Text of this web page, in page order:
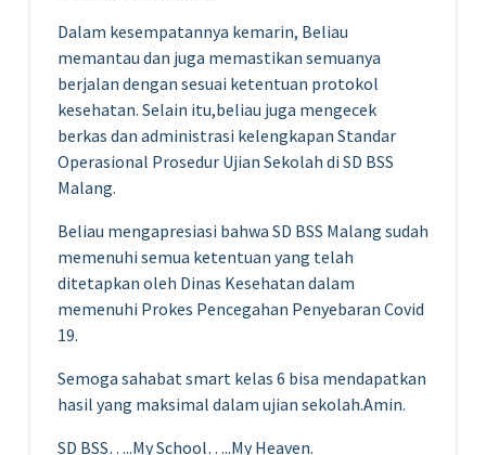
Dalam kesempatannya kemarin, Beliau
memantau dan juga memastikan semuanya
berjalan dengan sesuai ketentuan protokol
kesehatan. Selain itu,beliau juga mengecek
berkas dan administrasi kelengkapan Standar
Operasional Prosedur Ujian Sekolah di SD BSS
Malang.
Beliau mengapresiasi bahwa SD BSS Malang sudah
memenuhi semua ketentuan yang telah
ditetapkan oleh Dinas Kesehatan dalam
memenuhi Prokes Pencegahan Penyebaran Covid
19.
Semoga sahabat smart kelas 6 bisa mendapatkan
hasil yang maksimal dalam ujian sekolah.Amin.
SD BSS…..My School…..My Heaven.